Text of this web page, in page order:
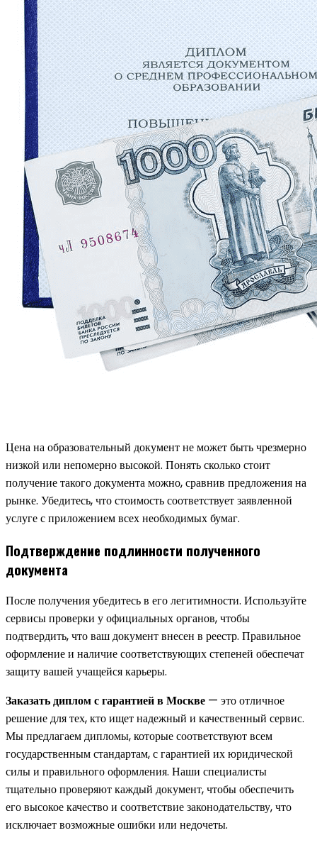
Цена на образовательный документ не может быть чрезмерно
низкой или непомерно высокой. Понять сколько стоит
получение такого документа можно, сравнив предложения на
рынке. Убедитесь, что стоимость соответствует заявленной
услуге с приложением всех необходимых бумаг.
Подтверждение подлинности полученного
документа
После получения убедитесь в его легитимности. Используйте
сервисы проверки у официальных органов, чтобы
подтвердить, что ваш документ внесен в реестр. Правильное
оформление и наличие соответствующих степеней обеспечат
защиту вашей учащейся карьеры.
Заказать диплом с гарантией в Москве — это отличное
решение для тех, кто ищет надежный и качественный сервис.
Мы предлагаем дипломы, которые соответствуют всем
государственным стандартам, с гарантией их юридической
силы и правильного оформления. Наши специалисты
тщательно проверяют каждый документ, чтобы обеспечить
его высокое качество и соответствие законодательству, что
исключает возможные ошибки или недочеты.